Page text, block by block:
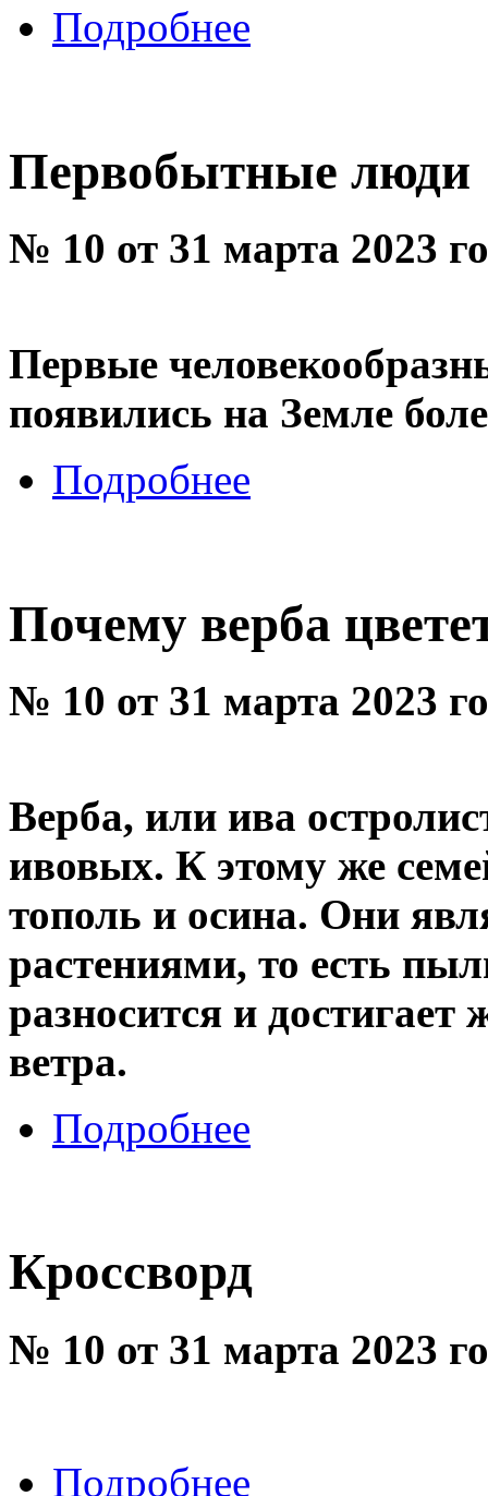
Подробнее
Первобытные люди
№ 10 от 31 марта 2023
Первые
появились на Земле
Подробнее
Почему верба
№ 10 от 31 марта 2023
Верба, или ива
ивовых. К этому же
тополь и осина. Они
растениями, то есть
разносится и
ветра.
Подробнее
Кроссворд
№ 10 от 31 марта 2023
Подробнее